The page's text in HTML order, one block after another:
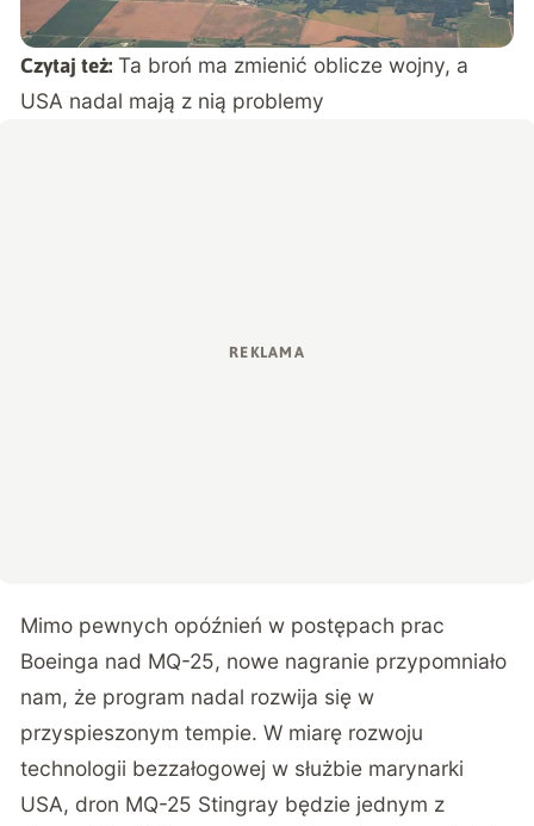
Czytaj też: Ta broń ma zmienić oblicze wojny, a
USA nadal mają z nią problemy
Mimo pewnych opóźnień w postępach prac
Boeinga nad MQ-25, nowe nagranie przypomniało
nam, że program nadal rozwija się w
przyspieszonym tempie. W miarę rozwoju
technologii bezzałogowej w służbie marynarki
USA, dron MQ-25 Stingray będzie jednym z